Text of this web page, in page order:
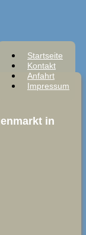
Startseite
Kontakt
Anfahrt
Impressum
in